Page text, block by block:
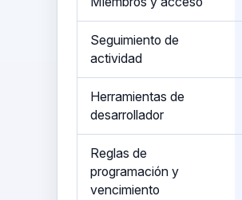
Seguimiento de
actividad
Herramientas de
desarrollador
Reglas de
programación y
vencimiento